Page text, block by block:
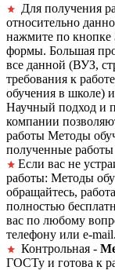
Для получения
относительно
нажмите по кнопке
формы. Большая
все данной (ВУЗ,
требования к
обучения в школе)
Научный подход и
компании
работы Методы
полученные
Если вас не
работы: Методы
обращайтесь,
полностью
вас по любому
телефону или e-mail.
Контрольная -
ГОСТу и готова к